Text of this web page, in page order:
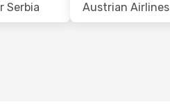
Serbia Austrian Airlines